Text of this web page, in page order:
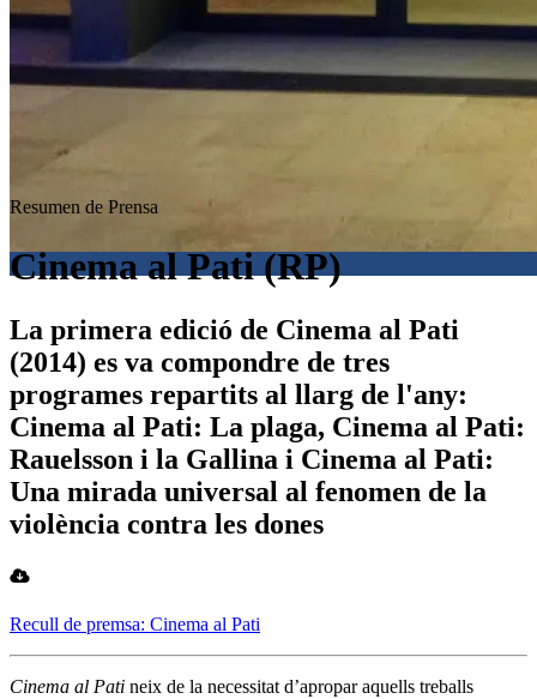
Resumen de Prensa
Cinema al Pati (RP)
La primera edició de Cinema al Pati
(2014) es va compondre de tres
programes repartits al llarg de l'any:
Cinema al Pati: La plaga, Cinema al Pati:
Rauelsson i la Gallina i Cinema al Pati:
Una mirada universal al fenomen de la
violència contra les dones
Recull de premsa: Cinema al Pati
Cinema al Pati neix de la necessitat d’apropar aquells treballs